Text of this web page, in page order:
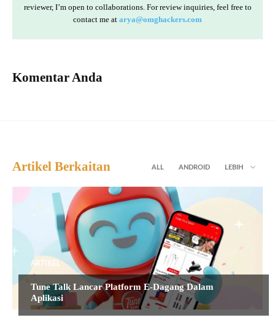
reviewer, I’m open to collaborations. For review inquiries, feel free to
contact me at arya@omghackers.com
Komentar Anda
Artikel Berkaitan ALL ANDROID LEBIH
ARTIKEL
Tune Talk Lancar Platform E-Dagang Dalam
Aplikasi